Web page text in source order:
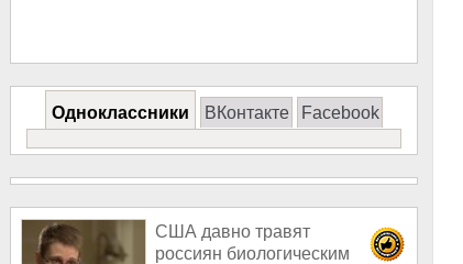
Одноклассники ВКонтакте Facebook
США давно травят
россиян биологическим